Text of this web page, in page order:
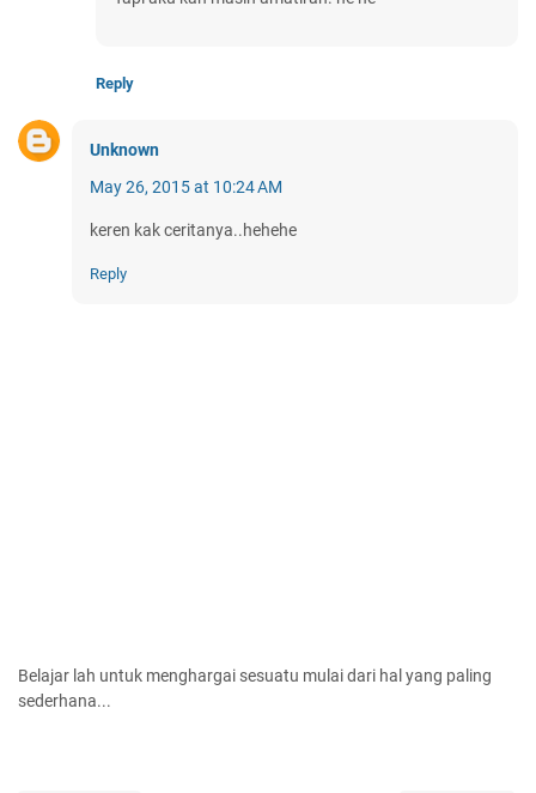
Reply
Unknown
May 26, 2015 at 10:24 AM
keren kak ceritanya..hehehe
Reply
Belajar lah untuk menghargai sesuatu mulai dari hal yang paling
sederhana...